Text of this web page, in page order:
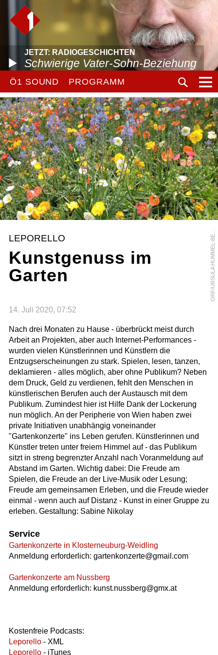
JETZT: RADIOGESCHICHTEN
Schwierige Vater-Sohn-Beziehung
Ö1 SOUND PROGRAMM
O
R
F
/
U
R
S
U
L
A
H
U
M
M
E
L
-
B
E
R
G
E
R
LEPORELLO
Kunstgenuss im
Garten
14. Juli 2020, 07:52
Nach drei Monaten zu Hause - überbrückt meist durch
Arbeit an Projekten, aber auch Internet-Performances -
wurden vielen Künstlerinnen und Künstlern die
Entzugserscheinungen zu stark. Spielen, lesen, tanzen,
deklamieren - alles möglich, aber ohne Publikum? Neben
dem Druck, Geld zu verdienen, fehlt den Menschen in
künstlerischen Berufen auch der Austausch mit dem
Publikum. Zumindest hier ist Hilfe Dank der Lockerung
nun möglich. An der Peripherie von Wien haben zwei
private Initiativen unabhängig voneinander
"Gartenkonzerte" ins Leben gerufen. Künstlerinnen und
Künstler treten unter freiem Himmel auf - das Publikum
sitzt in streng begrenzter Anzahl nach Voranmeldung auf
Abstand im Garten. Wichtig dabei: Die Freude am
Spielen, die Freude an der Live-Musik oder Lesung;
Freude am gemeinsamen Erleben, und die Freude wieder
einmal - wenn auch auf Distanz - Kunst in einer Gruppe zu
erleben. Gestaltung: Sabine Nikolay
Service
Gartenkonzerte in Klosterneuburg-Weidling
Anmeldung erforderlich: gartenkonzerte@gmail.com
Gartenkonzerte am Nussberg
Anmeldung erforderlich: kunst.nussberg@gmx.at
Kostenfreie Podcasts:
Leporello- XML
Leporello- iTunes